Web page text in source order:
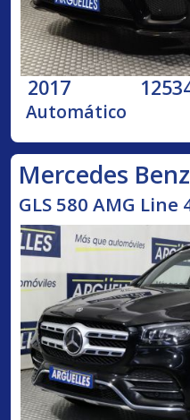
2017
Automático
Mercedes Benz
GLS 580 AMG Line